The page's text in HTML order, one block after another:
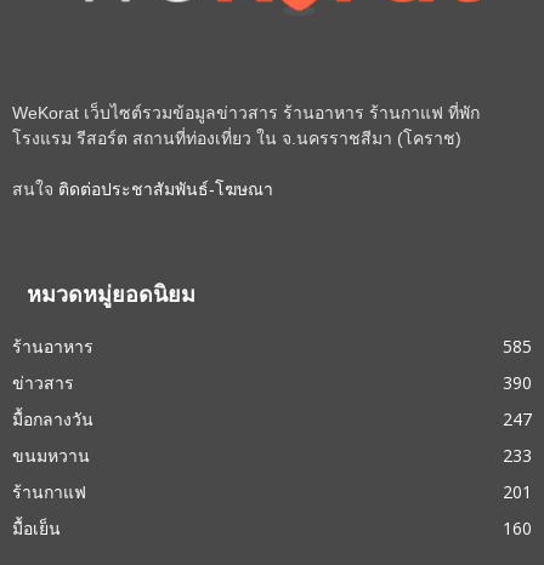
WeKorat เว็บไซต์รวมข้อมูลข่าวสาร ร้านอาหาร ร้านกาแฟ ที่พัก
โรงแรม รีสอร์ต สถานที่ท่องเที่ยว ใน จ.นครราชสีมา (โคราช)
สนใจ ติดต่อประชาสัมพันธ์-โฆษณา
หมวดหมู่ยอดนิยม
ร้านอาหาร
585
ข่าวสาร
390
มื้อกลางวัน
247
ขนมหวาน
233
ร้านกาแฟ
201
มื้อเย็น
160